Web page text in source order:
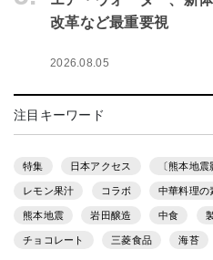
改革など最重要視
2026.08.05
注目キーワード
特集 日本アクセス 〔熊本地震
レモン果汁 コラボ 中華料理の
熊本地震 岩田醸造 中食
チョコレート 三菱食品 海苔